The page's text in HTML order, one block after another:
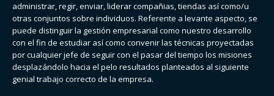
administrar, regir, enviar, liderar compañias, tiendas así­ como/u
otras conjuntos sobre individuos. Referente a levante aspecto, se
puede distinguir la gestión empresarial como nuestro desarrollo
con el fin de estudiar así­ como convenir las técnicas proyectadas
por cualquier jefe de seguir con el pasar del tiempo los misiones
desplazándolo hacia el pelo resultados planteados al siguiente
genial trabajo correcto de la empresa.